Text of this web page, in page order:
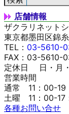
店舗情報
ザクラリネット
東京都墨田区錦
TEL： 03-5610-
FAX：03-5610-
定休日 日・月
営業時間
通常 11：00-19
土曜 11：00-17
各種お問い合せ